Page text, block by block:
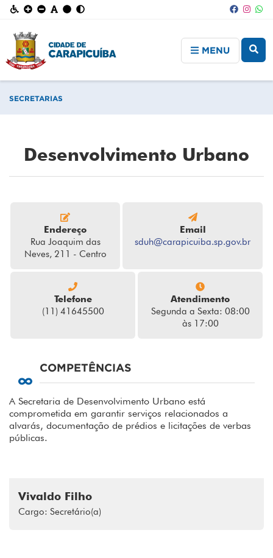
MENU
SECRETARIAS
Desenvolvimento Urbano
Endereço
Rua Joaquim das
Neves, 211 - Centro
Email
sduh@carapicuiba.sp.gov.br
Telefone
(11) 41645500
Atendimento
Segunda a Sexta: 08:00
às 17:00
COMPETÊNCIAS
A Secretaria de Desenvolvimento Urbano está
comprometida em garantir serviços relacionados a
alvarás, documentação de prédios e licitações de verbas
públicas.
Vivaldo Filho
Cargo: Secretário(a)